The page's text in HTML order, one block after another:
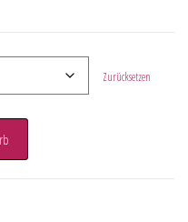
Zurücksetzen